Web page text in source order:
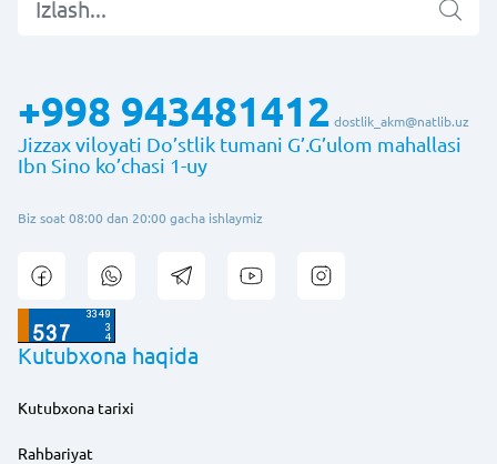
+998 943481412 dostlik_akm@natlib.uz
Jizzax viloyati Do’stlik tumani G’.G’ulom mahallasi
Ibn Sino ko’chasi 1-uy
Biz soat 08:00 dan 20:00 gacha ishlaymiz
Kutubxona haqida
Kutubxona tarixi
Rahbariyat